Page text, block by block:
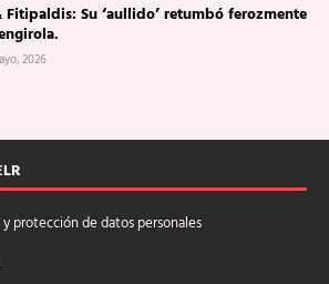
Fitipaldis: Su ‘aullido’ retumbó ferozmente
2026
protección de datos personales